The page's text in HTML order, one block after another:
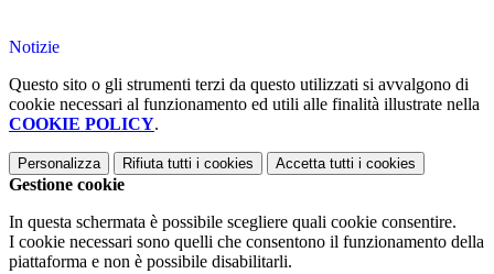
Notizie
Questo sito o gli strumenti terzi da questo utilizzati si avvalgono di
cookie necessari al funzionamento ed utili alle finalità illustrate nella
COOKIE POLICY.
Personalizza Rifiuta tutti i cookies Accetta tutti i cookies
Gestione cookie
In questa schermata è possibile scegliere quali cookie consentire.
I cookie necessari sono quelli che consentono il funzionamento della
piattaforma e non è possibile disabilitarli.